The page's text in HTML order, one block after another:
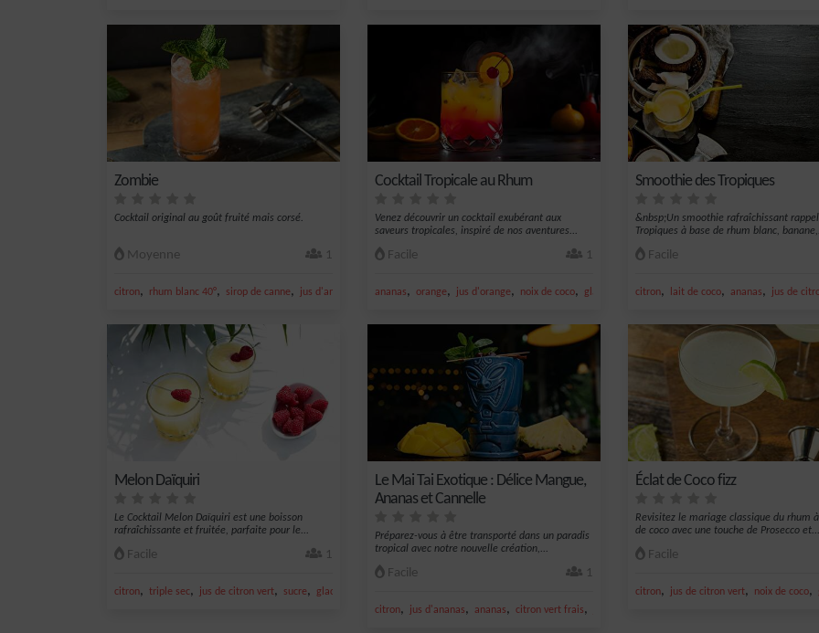
Zombie
Cocktail original au goût fruité mais corsé.
Moyenne 1
citron, rhum blanc 40°, sirop de canne, jus d'ananas jus de citron vert
Cocktail Tropicale au Rhum
Venez découvrir un cocktail exubérant aux
saveurs tropicales, inspiré de nos aventures...
Facile 1
ananas, orange, jus d'orange, noix de coco, glace
Smoothie des Tropiques
&nbsp;Un smoothie rafraîchissant
Tropiques à base de rhum blanc,
Facile
citron, lait de coco, ananas, jus de
Melon Daïquiri
Le Cocktail Melon Daïquiri est une boisson
rafraîchissante et fruitée, parfaite pour le...
Facile 1
citron, triple sec, jus de citron vert, sucre, glace
Le Mai Tai Exotique : Délice Mangue,
Ananas et Cannelle
Préparez-vous à être transporté dans un paradis
tropical avec notre nouvelle création,...
Facile 1
citron, jus d'ananas, ananas, citron vert frais,
Éclat de Coco fizz
Revisitez le mariage classique du rhum
de coco avec une touche de Prosecco et...
Facile
citron, jus de citron vert, noix de coco,